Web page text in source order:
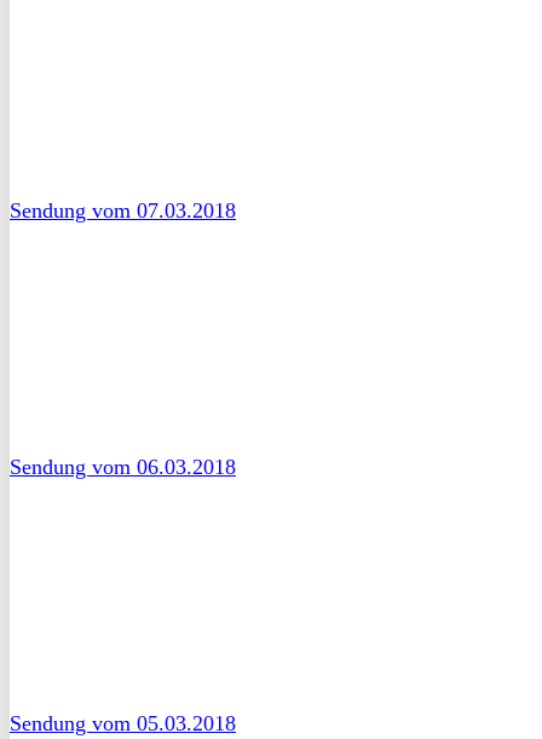
Sendung vom 07.03.2018
Sendung vom 06.03.2018
Sendung vom 05.03.2018